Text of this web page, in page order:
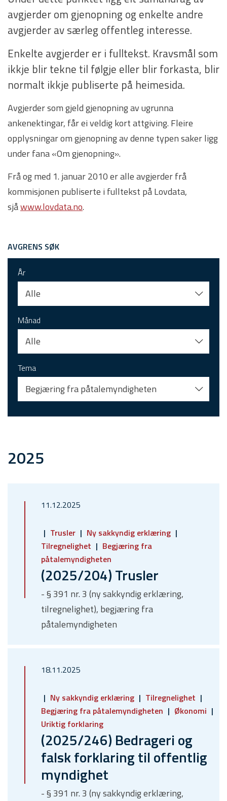
avgjerder om gjenopning og enkelte andre
avgjerder av særleg offentleg interesse.
Enkelte avgjerder er i fulltekst. Kravsmål som
ikkje blir tekne til følgje eller blir forkasta, blir
normalt ikkje publiserte på heimesida.
Avgjerder som gjeld gjenopning av ugrunna
ankenektingar, får ei veldig kort attgiving. Fleire
opplysningar om gjenopning av denne typen saker ligg
under fana «Om gjenopning».
Frå og med 1. januar 2010 er alle avgjerder frå
kommisjonen publiserte i fulltekst på Lovdata,
sjåwww.lovdata.no.
AVGRENS SØK
År
Alle
Månad
Alle
Tema
Begjæring fra påtalemyndigheten
2025
11.12.2025
Trusler
Ny sakkyndig erklæring
Tilregnelighet
Begjæring fra
påtalemyndigheten
(2025/204) Trusler
- § 391 nr. 3 (ny sakkyndig erklæring,
tilregnelighet), begjæring fra
påtalemyndigheten
18.11.2025
Ny sakkyndig erklæring
Tilregnelighet
Begjæring fra påtalemyndigheten
Økonomi
Uriktig forklaring
(2025/246) Bedrageri og
falsk forklaring til offentlig
myndighet
- § 391 nr. 3 (ny sakkyndig erklæring,